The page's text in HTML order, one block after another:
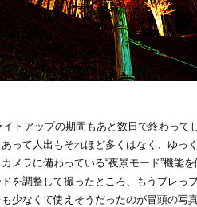
トアップの期間もあと数日で終わって
って人出もそれほど多くはなく、ゆっ
メラに備わっている“夜景モード”機能を
を調整して撮ったところ、もうブレっ
少なくて使えそうだったのが冒頭の写真